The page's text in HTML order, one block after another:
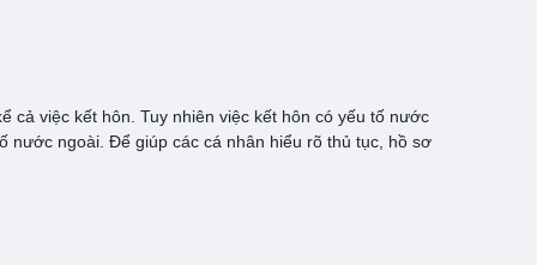
cả việc kết hôn. Tuy nhiên việc kết hôn có yếu tố nước
nước ngoài. Để giúp các cá nhân hiểu rõ thủ tục, hồ sơ